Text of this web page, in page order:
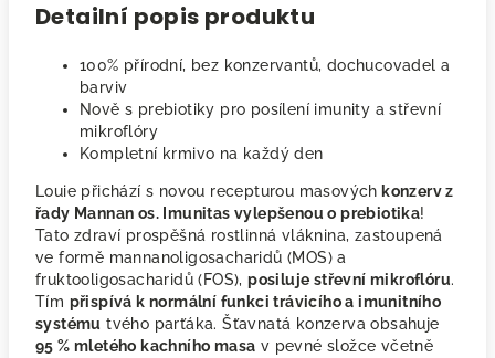
Detailní popis produktu
100% přírodní, bez konzervantů, dochucovadel a
barviv
Nově s prebiotiky pro posílení imunity a střevní
mikroflóry
Kompletní krmivo na každý den
Louie přichází s novou recepturou masových konzerv z
řady Mannan os. Imunitas vylepšenou o prebiotika!
Tato zdraví prospěšná rostlinná vláknina, zastoupená
ve formě mannanoligosacharidů (MOS) a
fruktooligosacharidů (FOS),posiluje střevní mikroflóru.
Tím přispívá k normální funkci trávicího a imunitního
systému tvého parťáka. Šťavnatá konzerva obsahuje
95 % mletého kachního masa v pevné složce včetně